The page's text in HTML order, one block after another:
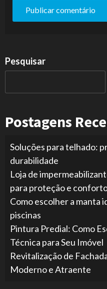
Pesquisar
Postagens
Soluções para telhado:
durabilidade
Loja de
para proteção e
Como escolher a manta
piscinas
Pintura Predial: Como
Técnica para Seu Imóvel
Revitalização de
Moderno e Atraente